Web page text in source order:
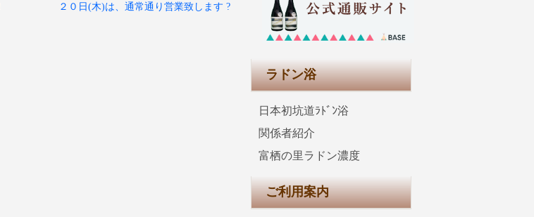
２０日(木)は、通常通り営業致します ?
ラドン浴
日本初坑道ﾗﾄﾞﾝ浴
関係者紹介
富栖の里ラドン濃度
ご利用案内